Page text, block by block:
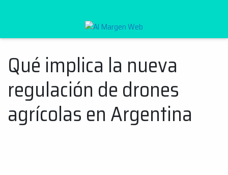
Al Margen Web
Ir
al
contenido
Qué implica la nueva
regulación de drones
agrícolas en Argentina